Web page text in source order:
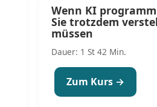
Wenn KI
Sie trotzdem
müssen
Dauer: 1 St 42 Min.
Zum Kurs →